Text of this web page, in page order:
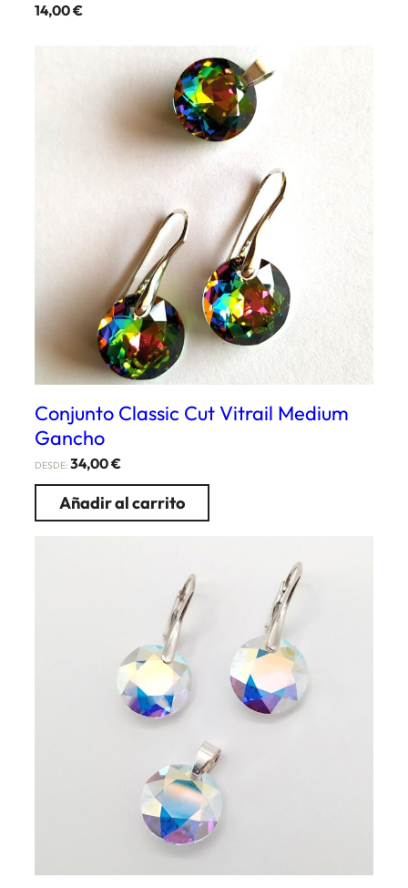
14,00€
Conjunto Classic Cut Vitrail Medium
Gancho
DESDE: 34,00€
Añadir al carrito